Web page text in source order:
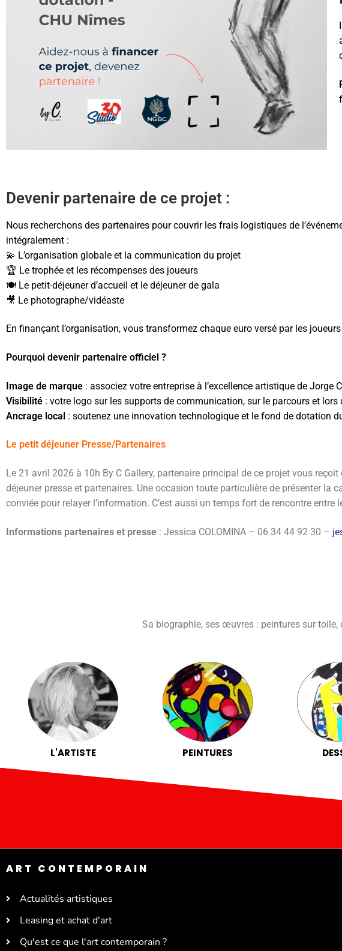
Devenir partenaire de ce projet :
Nous recherchons des partenaires pour couvrir les frais logistiques de
intégralement :
💫 L’organisation globale et la communication du projet
🏆 Le trophée et les récompenses des joueurs
🍽️ Le petit-déjeuner d’accueil et le déjeuner de gala
🎥 Le photographe/vidéaste
En finançant l’organisation, vous transformez chaque euro versé par les
Pourquoi devenir partenaire officiel ?
Image de marque : associez votre entreprise à l’excellence artistique de Jorge
Visibilité : votre logo sur les supports de communication, sur le parcours et lors
Ancrage local : soutenez une innovation technologique et le fond de dotation
Le petit déjeuner Presse/Partenaires
Le 21 avril 2026 à 10h By C Gallery, partenaire principal de ce projet vous
déjeuner presse et partenaires. Une occasion toute particulière de présenter la
conviée pour relayer l’information. C’est aussi un temps fort de rencontre
Informations partenaires et presse : Jessica COLOMINA – 06 34 44 92 30 –
Sa biographie, ses œuvres : peintures sur
L'ARTISTE PEINTURES
ART CONTEMPORAIN
Actualités artistiques
Leasing et achat d'art
Qu'est ce que l'art contemporain ?